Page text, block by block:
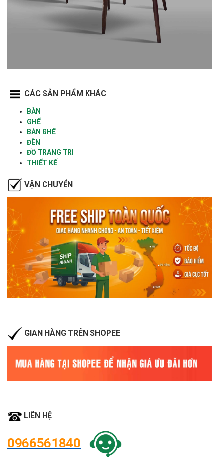
CÁC SẢN PHẨM KHÁC
BÀN
GHẾ
BÀN GHẾ
ĐÈN
ĐỒ TRANG TRÍ
THIẾT KẾ
VẬN CHUYỂN
GIAN HÀNG TRÊN SHOPEE
LIÊN HỆ
0966561840